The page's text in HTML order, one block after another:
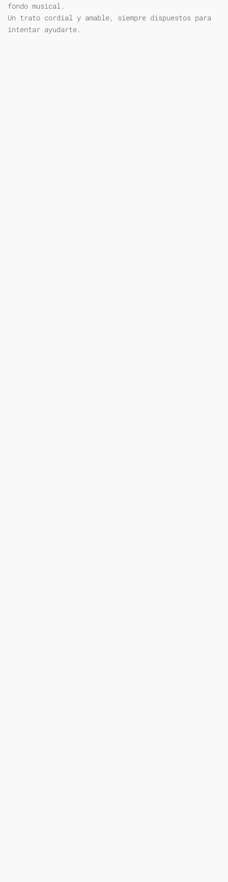
fondo musical.
Un trato cordial y amable, siempre dispuestos para
intentar ayudarte.